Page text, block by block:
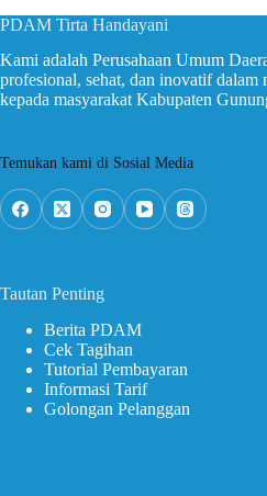
PDAM Tirta Handayani
Kami adalah Perusahaan Umum
profesional, sehat, dan inovatif dalam
kepada masyarakat Kabupaten
Temukan kami di Sosial Media
Tautan Penting
Berita PDAM
Cek Tagihan
Tutorial Pembayaran
Informasi Tarif
Golongan Pelanggan